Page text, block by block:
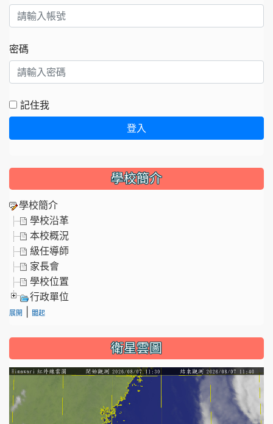
密碼
記住我
登入
學校簡介
學校簡介
學校沿革
本校概況
級任導師
家長會
學校位置
行政單位
展開 闔起
衛星雲圖